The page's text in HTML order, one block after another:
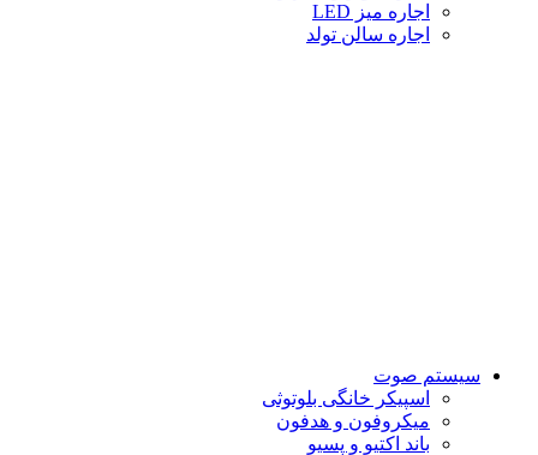
اجاره میز LED
اجاره سالن تولد
سیستم صوت
اسپیکر خانگی بلوتوثی
میکروفون و هدفون
باند اکتیو و پسیو